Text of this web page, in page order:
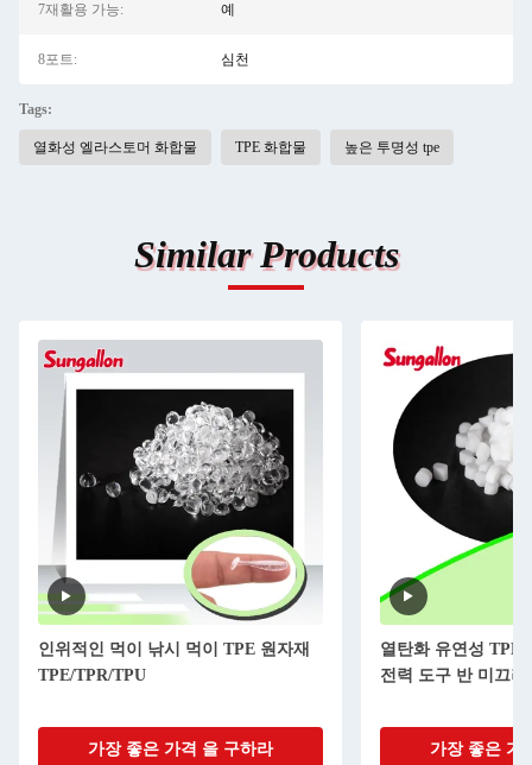
7재활용 가능: 예
8포트: 심천
Tags:
열화성 엘라스토머 화합물 TPE 화합물 높은 투명성 tpe
Similar Products
인위적인 먹이 낚시 먹이 TPE 원자재
TPE/TPR/TPU
가장 좋은 가격 을 구하라
열탄화 유연성 TPE
전력 도구 반 미끄러
가장 좋은 가